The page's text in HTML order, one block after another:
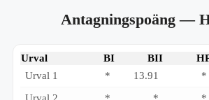
Antagningspoäng—
Urval BI BII
Urval 1
* 13.91 *
Urval 2
* * *